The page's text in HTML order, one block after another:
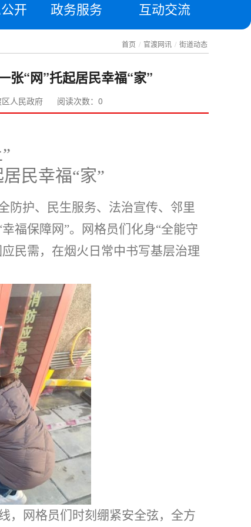
开 政务服务 互动交流
首页 / 官渡网讯 / 街道动态
张“网”托起居民幸福“家”
人民政府 阅读次数：0
居民幸福“家”
防护、民生服务、法治宣传、邻里
幸福保障网”。网格员们化身“全能守
民需，在烟火日常中书写基层治理
，网格员们时刻绷紧安全弦，全方